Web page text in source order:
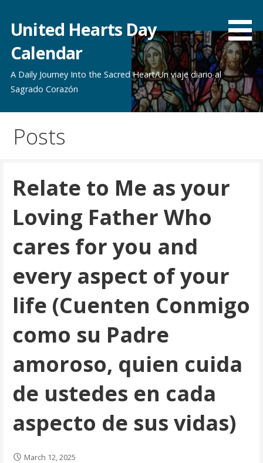
content
United Hearts Day
Calendar
A Daily Journey Into the Sacred Heart/Un viaje diario al
Sagrado Corazón
Posts
Relate to Me as your
Loving Father Who
cares for you and
every aspect of your
life (Cuenten Conmigo
como su Padre
amoroso, quien cuida
de ustedes en cada
aspecto de sus vidas)
March 12, 2025